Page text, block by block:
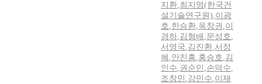
지환,최지영(한국건
설기술연구원),이광
호,한승환,옥창권 ,이
경하,김형배 ,문성호,
서영국,김진환,서정
혜 ,안진홍,홍승호,김
인수,권순민 ,손덕수,
조창민 ,강민수,이재